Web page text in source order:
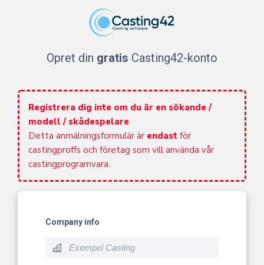
Opret din gratis Casting42-konto
Registrera dig inte om du är en sökande /
modell / skådespelare
Detta anmälningsformulär är endast för
castingproffs och företag som vill använda vår
castingprogramvara.
Company info
build